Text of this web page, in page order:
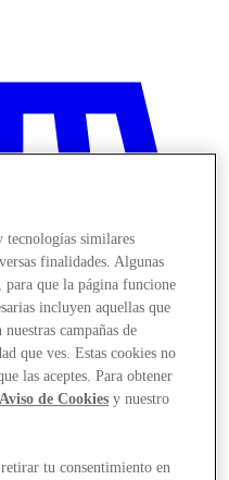
tecnologías similares
finalidades. Algunas
para que la página funcione
incluyen aquellas que
campañas de
que ves. Estas cookies no
las aceptes. Para obtener
Aviso de Cookies y nuestro
tu consentimiento en